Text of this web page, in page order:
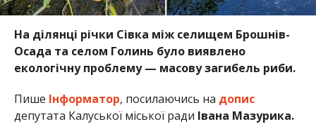
На ділянці річки Сівка між селищем Брошнів-
Осада та селом Голинь було виявлено
екологічну проблему — масову загибель риби.
Пише Інформатор, посилаючись на допис
депутата Калуської міської ради Івана Мазурика.